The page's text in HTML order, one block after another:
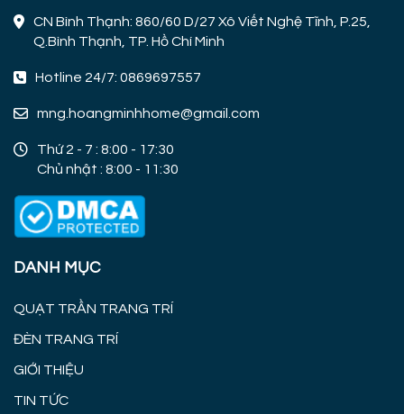
CN Bình Thạnh: 860/60 D/27 Xô Viết Nghệ Tĩnh, P.25,
Q.Bình Thạnh, TP. Hồ Chí Minh
Hotline 24/7: 0869697557
mng.hoangminhhome@gmail.com
Thứ 2 - 7 : 8:00 - 17:30
Chủ nhật : 8:00 - 11:30
DANH MỤC
QUẠT TRẦN TRANG TRÍ
ĐÈN TRANG TRÍ
GIỚI THIỆU
TIN TỨC